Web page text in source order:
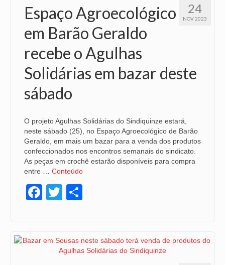
24
NOV 2023
Espaço Agroecológico
em Barão Geraldo
recebe o Agulhas
Solidárias em bazar deste
sábado
O projeto Agulhas Solidárias do Sindiquinze estará,
neste sábado (25), no Espaço Agroecológico de Barão
Geraldo, em mais um bazar para a venda dos produtos
confeccionados nos encontros semanais do sindicato.
As peças em crochê estarão disponíveis para compra
entre … Conteúdo
Facebook
Twitter